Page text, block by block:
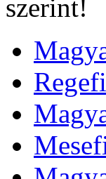
szerint!